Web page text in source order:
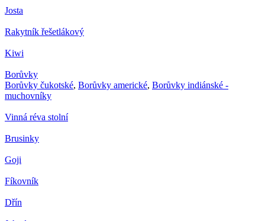
Josta
Rakytník řešetlákový
Kiwi
Borůvky
Borůvky čukotské, Borůvky americké, Borůvky indiánské -
muchovníky
Vinná réva stolní
Brusinky
Goji
Fíkovník
Dřín